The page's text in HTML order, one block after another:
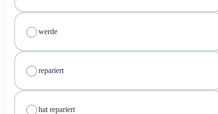
werde
repariert
hat repariert